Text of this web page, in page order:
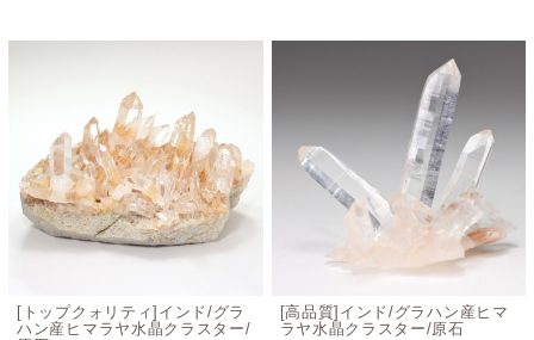
[トップクォリティ]インド/グラ
ハン産ヒマラヤ水晶クラスター/
[高品質]インド/グラハン産ヒマ
ラヤ水晶クラスター/原石